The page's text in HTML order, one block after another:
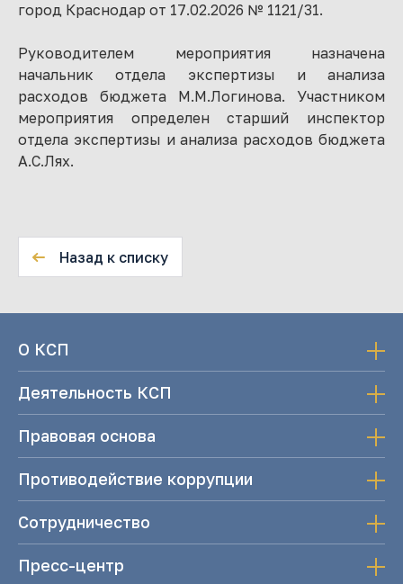
город Краснодар от 17.02.2026 № 1121/31.
Руководителем мероприятия назначена
начальник отдела экспертизы и анализа
расходов бюджета М.М.Логинова. Участником
мероприятия определен старший инспектор
отдела экспертизы и анализа расходов бюджета
А.С.Лях.
Назад к списку
О КСП
Деятельность КСП
Правовая основа
Противодействие коррупции
Сотрудничество
Пресс-центр